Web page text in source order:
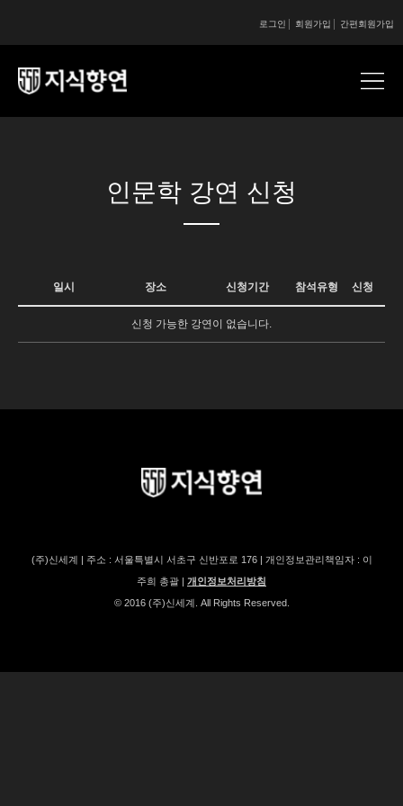
간편회원가입
회원가입
로그인
인문학 강연 신청
일시 장소 신청기간 참석유형 신청
신청 가능한 강연이 없습니다.
(주)신세계 | 주소 : 서울특별시 서초구 신반포로 176 | 개인정보관리책임자 : 이
주희 총괄 | 개인정보처리방침